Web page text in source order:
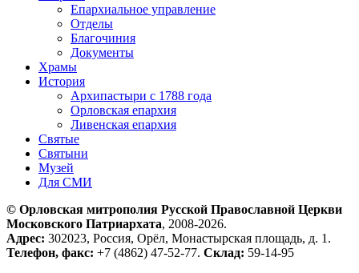
Епархиальное управление
Отделы
Благочиния
Документы
Храмы
История
Архипастыри с 1788 года
Орловская епархия
Ливенская епархия
Святые
Святыни
Музей
Для СМИ
© Орловская митрополия Русской Православной Церкви
Московского Патриархата, 2008-2026.
Адрес: 302023, Россия, Орёл, Монастырская площадь, д. 1.
Телефон, факс: +7 (4862) 47-52-77. Склад: 59-14-95